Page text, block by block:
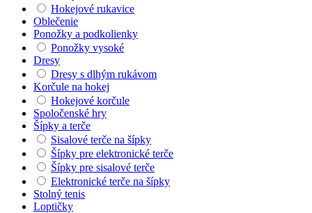
Hokejové rukavice
Oblečenie
Ponožky a podkolienky
Ponožky vysoké
Dresy
Dresy s dlhým rukávom
Korčule na hokej
Hokejové korčule
Spoločenské hry
Šípky a terče
Sisalové terče na šípky
Šípky pre elektronické terče
Šípky pre sisalové terče
Elektronické terče na šípky
Stolný tenis
Loptičky